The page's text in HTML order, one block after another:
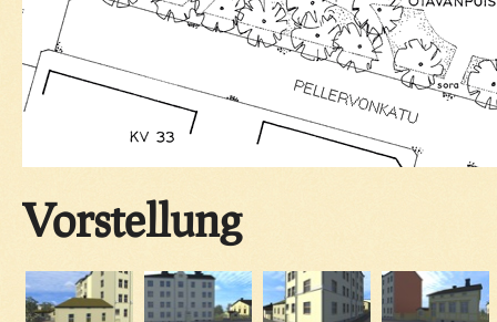
Vorstellung